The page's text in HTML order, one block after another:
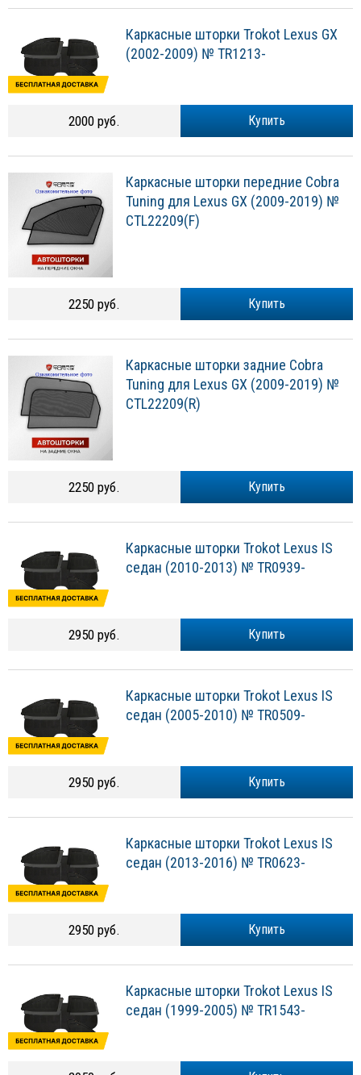
Каркасные шторки Trokot Lexus GX
(2002-2009) № TR1213-
Купить
2000 руб.
Каркасные шторки передние Cobra
Tuning для Lexus GX (2009-2019) №
CTL22209(F)
Купить
2250 руб.
Каркасные шторки задние Cobra
Tuning для Lexus GX (2009-2019) №
CTL22209(R)
Купить
2250 руб.
Каркасные шторки Trokot Lexus IS
седан (2010-2013) № TR0939-
Купить
2950 руб.
Каркасные шторки Trokot Lexus IS
седан (2005-2010) № TR0509-
Купить
2950 руб.
Каркасные шторки Trokot Lexus IS
седан (2013-2016) № TR0623-
Купить
2950 руб.
Каркасные шторки Trokot Lexus IS
седан (1999-2005) № TR1543-